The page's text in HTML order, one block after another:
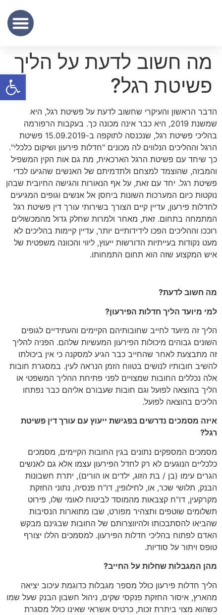
מה חשוב לדעת על הליך
פשיטת רגל?
הדבר הראשון והעיקרי שחשוב לדעת על פשיטת רגל, היא
שמשנת 2019, היא כבר אינה מכונה כך. בעקבות הרפורמה
בהליכי פשיטת רגל, שנכנסה לתוקפה ב-15.09.2019 פשיטת
הרגל וההליכים הנלווים לה מכונים "חדלות פירעון ושיקום כלכלי".
כך שיחד עם פשיטת הרגל הארכאית, מת גם אות הקין המשפיל
והמבזה, שהוצמד למצחם ולתדמיתם של האנשים שהגיעו לכדי
פשיטת רגל. יחד עם זאת, על אף הנאורות והגישה החיובית שבהן
נוקטות כיום המערכות השונות ביחסן אל אנשים וגופים המגיעים
לחדלות פירעון, עדיין קיים הצורך בשירותי עורך דין פשיטת רגל
המתמחה בתחום. זאת, מאחר ולמרות שחלק גדול מהמכשולים
רוככו וההליכים הפכו לידידותיים יותר, עדיין קיימות בהליכים לא
מעט נקודות בעייתיות הדורשות ייעוץ, ליווי והכוונה משפטית של
איש המקצוע שזה הוא תחום התמחותו.
מה חשוב לדעת?
למי מיועד הליך חדלות הפירעון?
הליך זה מיועד לחייב שחובותיהם הקיימים והעתידיים לגופים
השונים גבוהים מיכולות הפירעון המעשיות שלהם. הפניה להליך
זה מתבצעת לאחר שהחייב כבר הגיע למסקנה כי אין ביכולתו
להשיב חובותיו לנושים בטווח הזמן הנראה לעין. במסגרת חובות
אלה נכללים החובות שמצויים לפני פתיחת ההליך המשפטי או
הליך בהוצאה לפועל וגם חובות שעבורם אליהם כבר נפתחו
הליכים בהוצאה לפועל.
איזה מסמכים נדרשים בפגישת ייעוץ עם עורך דין פשיטת
רגל?
מסמכים המספקים נתונים בגין החובות הקיימים, מסמכים
כלכליים הנוגעים לא רק לחדל הפירעון עצמו אלא גם לאנשים
הגרים עימו (בן / בת הזוג, ילדים או הורים), יתרת חשבונות
הבנק, תלושי שכר, או, לחילופין, דו"ח פנסיה, נתוני החזקת
מקרקעין, דו"ח קצבאות מהמוסד לביטוח לאומי שלו, פירוט
תשלומים שוטפים ותצהיר מפורט, שבו מתוארות הנסיבות
שהביאו להסתבכותו ולהיווצרותם של החובות שבגינם מבקש
האדם לפתוח בהליכי חדלות הפירעון. למסמכים הללו יצורף
טופס ויתור על סודיות.
מהן המגבלות שחלות על החייב?
הליך חדלות פירעון כולל מספר מגבלות כדוגמת עיכוב יציאה
מהארץ, איסור החזקת פנקסי שקים, ניהול חשבון הבנק שעל שמו
כשהוא מצוי ביתרת זכות, כרטיס אשראי שאינו כולל מסגרת
פתח